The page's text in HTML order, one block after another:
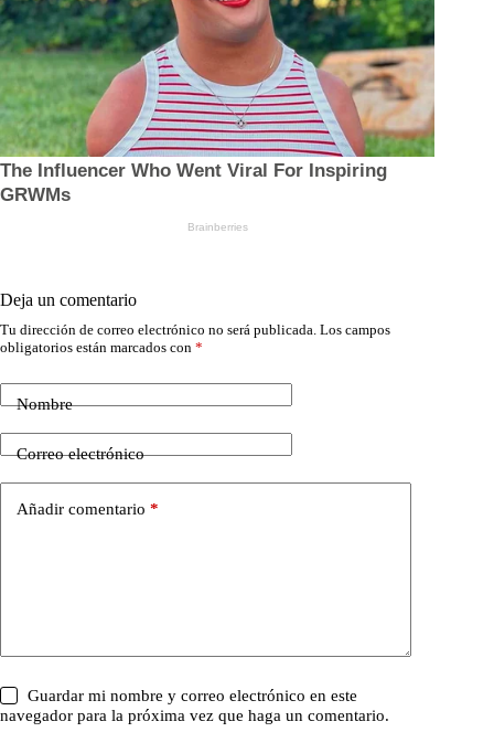
Deja un comentario
Tu dirección de correo electrónico no será publicada. Los campos
obligatorios están marcados con *
Nombre
Correo electrónico
Añadir comentario *
Guardar mi nombre y correo electrónico en este
navegador para la próxima vez que haga un comentario.